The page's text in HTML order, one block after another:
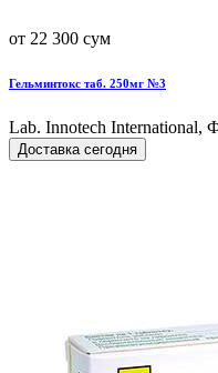
от 22 300 сум
Гельминтокс таб. 250мг №3
Lab. Innotech International,
Доставка сегодня